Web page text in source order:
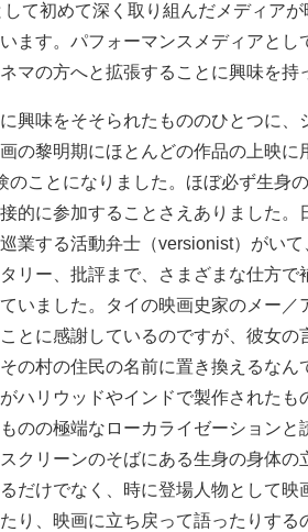
て初めて深く取り組んだメディア
ます。パフォーマンスメディアとし
マの方へと拡張することに興味を持
興味をそそられたもののひとつに、
の黎明期にほとんどの作品の上映
のことになりました。ほぼ必ず生身
的に参加することさえありました
業する活動弁士（versionist）がい
リー、批評まで、さまざまな仕方
いました。タイの映画史家のメー／
とに感謝しているのですが、彼女
の村の住民の名前に置き換えるな
ハリウッドやインドで製作された
のの極端なローカライゼーションと
クリーンのそばにある生身の身体の
だけでなく、時に登場人物として
り、映画に立ち戻って語ったりする